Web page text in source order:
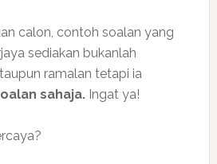
calon, contoh soalan yang
sediakan bukanlah
ramalan tetapi ia
sahaja. Ingat ya!